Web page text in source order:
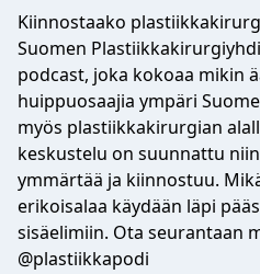
Kiinnostaako
Suomen
podcast, joka kokoaa mikin
huippuosaajia ympäri
myös plastiikkakirurgian
keskustelu on suunnattu
ymmärtää ja kiinnostuu.
erikoisalaa käydään läpi
sisäelimiin. Ota seurantaan
@plastiikkapodi